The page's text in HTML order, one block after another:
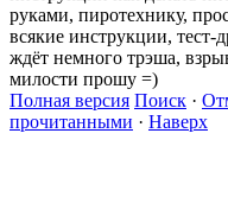
руками, пиротехнику,
всякие инструкции,
ждёт немного трэша,
милости прошу =)
Полная версия Поиск ·
прочитанными · Наверх